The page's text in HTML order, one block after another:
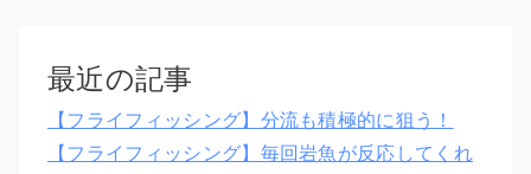
最近の記事
【フライフィッシング】分流も積極的に狙う！
【フライフィッシング】毎回岩魚が反応してくれ